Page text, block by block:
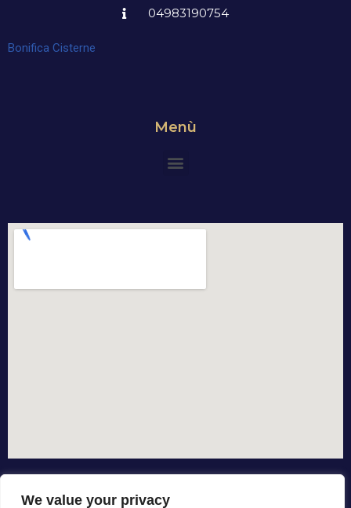
We value your privacy
04983190754
Bonifica Cisterne
Menù